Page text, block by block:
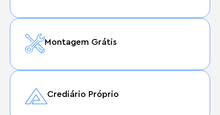
Montagem Grátis
Crediário Próprio